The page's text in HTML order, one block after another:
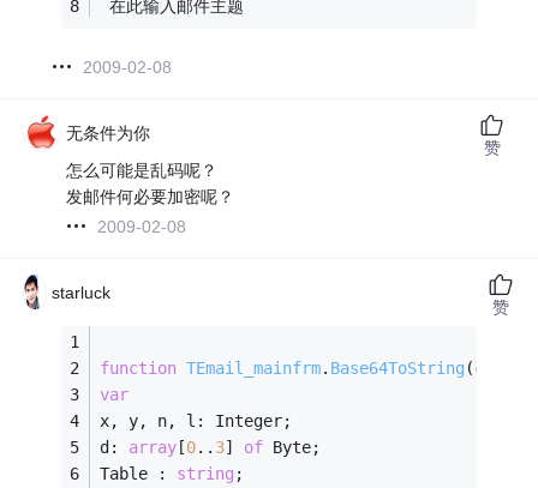
在此输入邮件主题
2009-02-08
无条件为你
怎么可能是乱码呢？
发邮件何必要加密呢？
2009-02-08
赞
starluck
function TEmail_mainfrm. Base64ToString (const
var
x, y, n, l: Integer;
d: array[0.. 3] of Byte;
Table : string ;
赞